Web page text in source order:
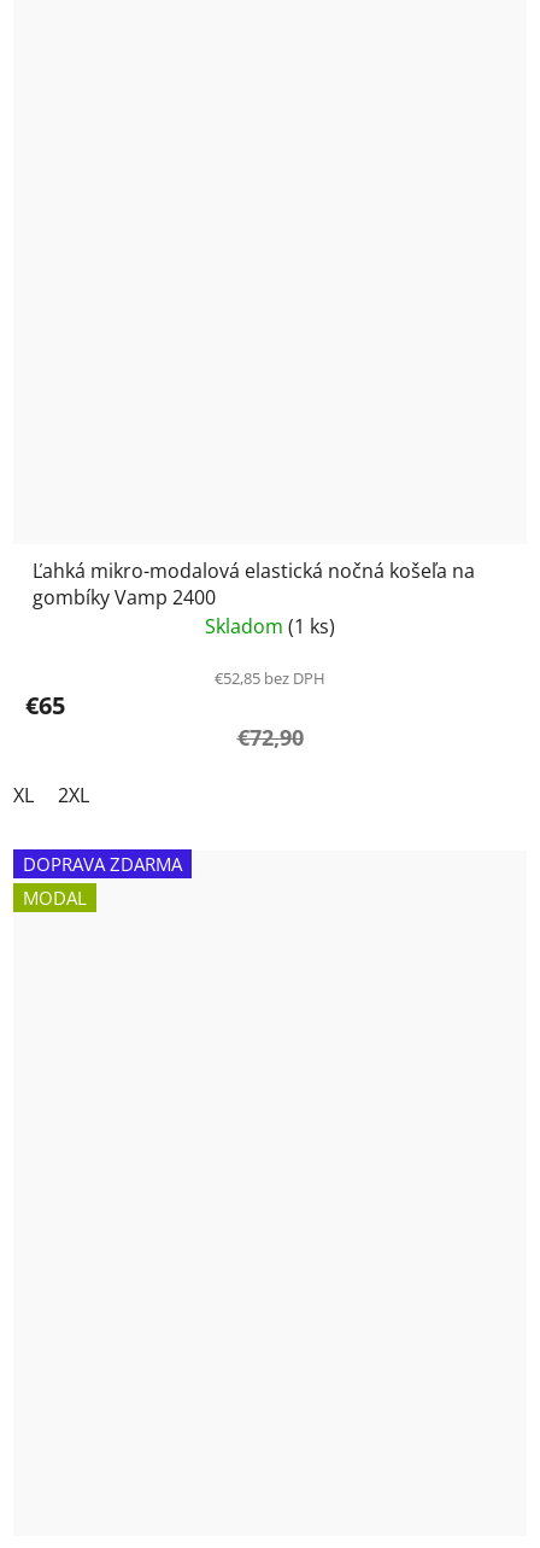
Ľahká mikro-modalová elastická nočná košeľa na
gombíky Vamp 2400
Skladom (1 ks)
€52,85 bez DPH
€65
€72,90
XL 2XL
DOPRAVA ZDARMA
MODAL